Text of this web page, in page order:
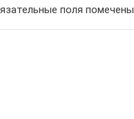
поля помечены